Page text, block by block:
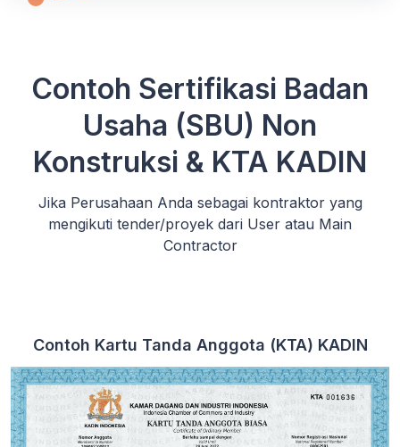
Contoh Sertifikasi Badan
Usaha (SBU) Non
Konstruksi & KTA KADIN
Jika Perusahaan Anda sebagai kontraktor yang
mengikuti tender/proyek dari User atau Main
Contractor
Contoh Kartu Tanda Anggota (KTA) KADIN